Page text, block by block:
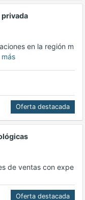
en la región m
más
Oferta destacada
de ventas con expe
Oferta destacada